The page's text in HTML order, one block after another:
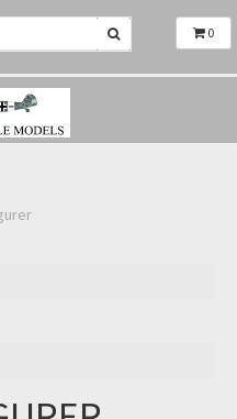
0